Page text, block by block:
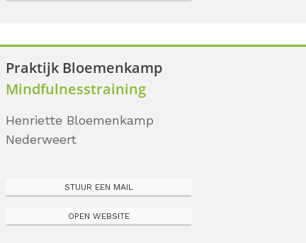
Praktijk Bloemenkamp
Mindfulnesstraining
Henriette Bloemenkamp
Nederweert
STUUR EEN MAIL
OPEN WEBSITE